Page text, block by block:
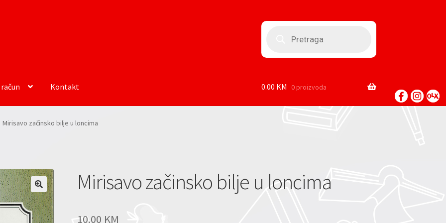
Kontakt 0.00 KM 0 proizvoda
Mirisavo začinsko bilje u loncima
Mirisavo začinsko bilje u loncima
10.00 KM